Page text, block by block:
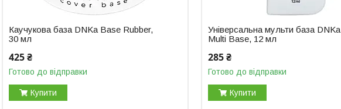
Каучукова база DNKa Base Rubber,
30 мл
425 ₴
Готово до відправки
Купити
Універсальна мульти база DNKa
Multi Base, 12 мл
285 ₴
Готово до відправки
Купити